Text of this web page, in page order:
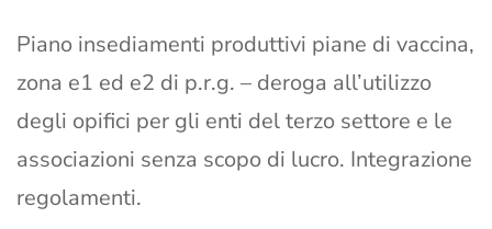
Piano insediamenti produttivi piane di vaccina,
zona e1 ed e2 di p.r.g. – deroga all’utilizzo
degli opifici per gli enti del terzo settore e le
associazioni senza scopo di lucro. Integrazione
regolamenti.